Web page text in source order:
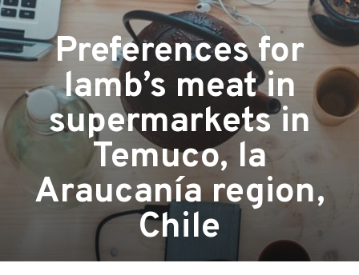
Preferences for
lamb’s meat in
supermarkets in
Temuco, la
Araucanía region,
Chile